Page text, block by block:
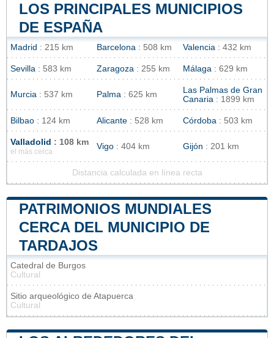
LOS PRINCIPALES MUNICIPIOS
DE ESPAÑA
Madrid : 215 km Barcelona : 508 km Valencia : 432 km
Sevilla : 583 km Zaragoza : 255 km Málaga : 629 km
Murcia : 537 km Palma : 625 km
Las Palmas de Gran
Canaria : 1899 km
Bilbao : 124 km Alicante : 528 km Córdoba : 503 km
Valladolid : 108 km
el más cerca
Vigo : 404 km Gijón : 201 km
Distancia calculada en línea recta
PATRIMONIOS MUNDIALES
CERCA DEL MUNICIPIO DE
TARDAJOS
Catedral de Burgos
Cultural
Sitio arqueológico de Atapuerca
Cultural